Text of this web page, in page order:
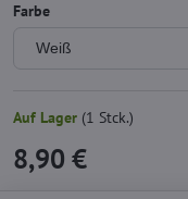
Farbe
Auf Lager (1 Stck.)
8,90 €